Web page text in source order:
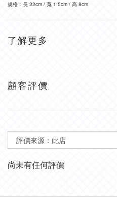
規格： 長 22cm / 寬 1.5cm / 高 8cm
了解更多
顧客評價
尚未有任何評價